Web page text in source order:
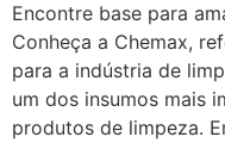
Encontre base para
Conheça a Chemax,
para a indústria de
um dos insumos mais
produtos de limpeza.